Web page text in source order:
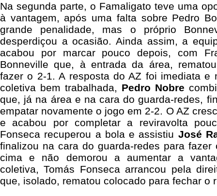
Na segunda parte, o Famaligato teve uma
à vantagem, após uma falta sobre Pedro
grande penalidade, mas o próprio
desperdiçou a ocasião. Ainda assim, a
acabou por marcar pouco depois, com
Bonneville que, à entrada da área,
fazer o 2-1. A resposta do AZ foi imediata e
coletiva bem trabalhada, Pedro Nobre
que, já na área e na cara do guarda-redes,
empatar novamente o jogo em 2-2. O AZ
e acabou por completar a reviravolta
Fonseca recuperou a bola e assistiu José
finalizou na cara do guarda-redes para
cima e não demorou a aumentar a
coletiva, Tomás Fonseca arrancou pela
que, isolado, rematou colocado para fechar o